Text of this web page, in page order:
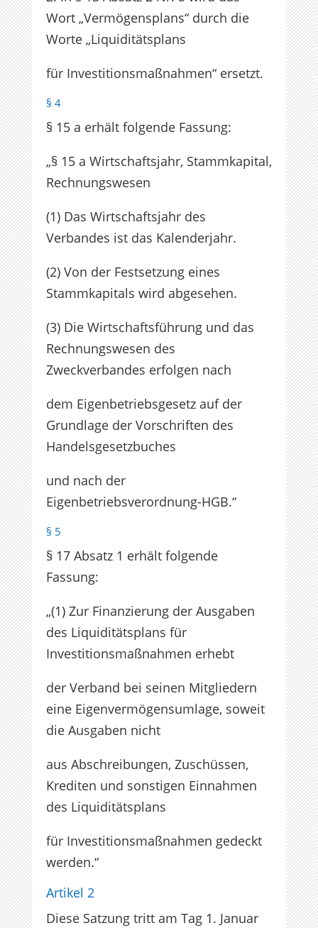
Wort „Vermögensplans“ durch die
Worte „Liquiditätsplans
für Investitionsmaßnahmen“ ersetzt.
§ 4
§ 15 a erhält folgende Fassung:
„§ 15 a Wirtschaftsjahr, Stammkapital,
Rechnungswesen
(1) Das Wirtschaftsjahr des
Verbandes ist das Kalenderjahr.
(2) Von der Festsetzung eines
Stammkapitals wird abgesehen.
(3) Die Wirtschaftsführung und das
Rechnungswesen des
Zweckverbandes erfolgen nach
dem Eigenbetriebsgesetz auf der
Grundlage der Vorschriften des
Handelsgesetzbuches
und nach der
Eigenbetriebsverordnung-HGB.“
§ 5
§ 17 Absatz 1 erhält folgende
Fassung:
„(1) Zur Finanzierung der Ausgaben
des Liquiditätsplans für
Investitionsmaßnahmen erhebt
der Verband bei seinen Mitgliedern
eine Eigenvermögensumlage, soweit
die Ausgaben nicht
aus Abschreibungen, Zuschüssen,
Krediten und sonstigen Einnahmen
des Liquiditätsplans
für Investitionsmaßnahmen gedeckt
werden.“
Artikel 2
Diese Satzung tritt am Tag 1. Januar